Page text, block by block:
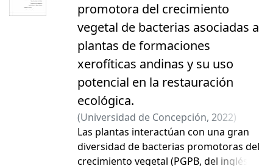
promotora del crecimiento
vegetal de bacterias asociadas a
plantas de formaciones
xerofíticas andinas y su uso
potencial en la restauración
ecológica.
(Universidad de Concepción, 2022)
Aguilera Torres, Carla;Sierra Almeida,
Ángela Paola; Schoebitz Cid, Mauricio
Iván Antonio
Las plantas interactúan con una gran
diversidad de bacterias promotoras del
crecimiento vegetal (PGPB, del inglés